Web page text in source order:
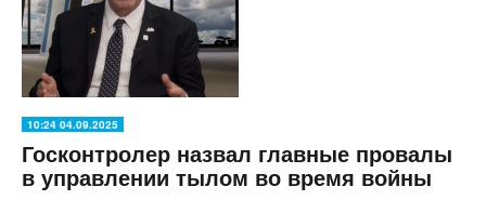
10:24 04.09.2025
Госконтролер назвал главные провалы
в управлении тылом во время войны